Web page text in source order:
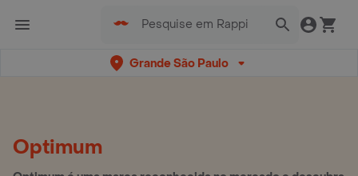
Grande São Paulo
Optimum